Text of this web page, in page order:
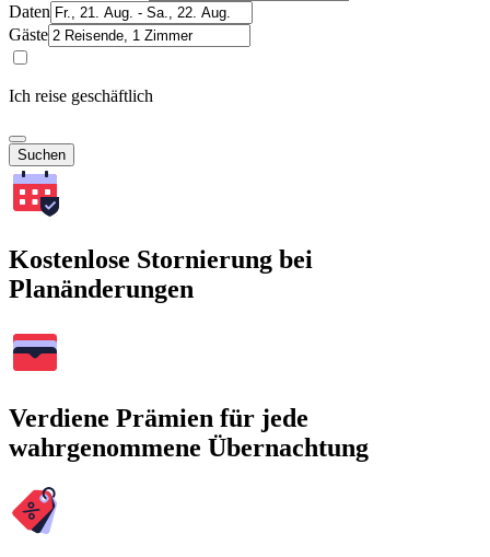
Daten
Gäste
Ich reise geschäftlich
Suchen
Kostenlose Stornierung bei
Planänderungen
Verdiene Prämien für jede
wahrgenommene Übernachtung